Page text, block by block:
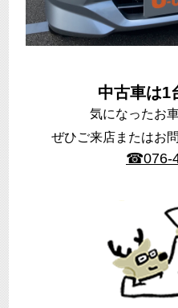
中古車は1
気になったお
ぜひご来店またはお
☎076-